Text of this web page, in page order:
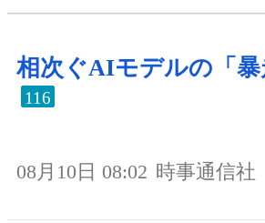
相次ぐAIモデルの「暴
116
08月10日 08:02 時事通信社